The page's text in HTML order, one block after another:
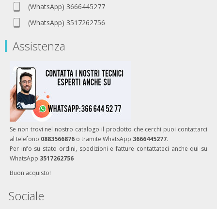
(WhatsApp) 3666445277
(WhatsApp) 3517262756
Assistenza
Se non trovi nel nostro catalogo il prodotto che cerchi puoi contattarci
al telefono 0883566876 o tramite WhatsApp 3666445277.
Per info su stato ordini, spedizioni e fatture contattateci anche qui su
WhatsApp 3517262756
Buon acquisto!
Sociale